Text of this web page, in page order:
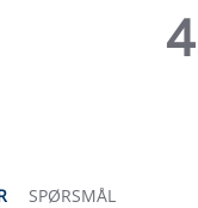
SPØRSMÅL